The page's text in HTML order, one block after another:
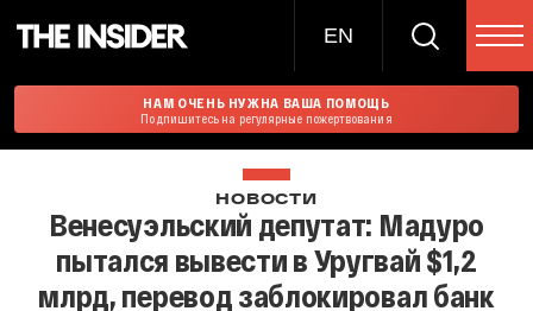
EN
НАМ ОЧЕНЬ НУЖНА ВАША ПОМОЩЬ
Подпишитесь на регулярные пожертвования
НОВОСТИ
Венесуэльский депутат: Мадуро
пытался вывести в Уругвай $1,2
млрд, перевод заблокировал банк